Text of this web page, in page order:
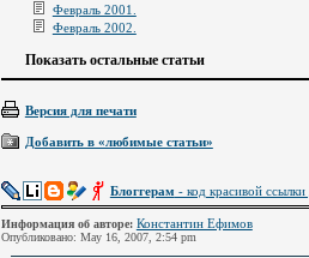
Февраль 2001.
Февраль 2002.
Показать остальные статьи
Версия для печати
Добавить в «любимые статьи»
Блоггерам - код красивой ссылки
Информация об авторе: Константин Ефимов
Опубликовано: May 16, 2007, 2:54 pm